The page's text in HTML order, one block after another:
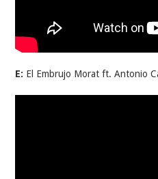
E: El Embrujo Morat ft. Antonio